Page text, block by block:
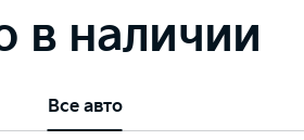
в наличии
Все авто